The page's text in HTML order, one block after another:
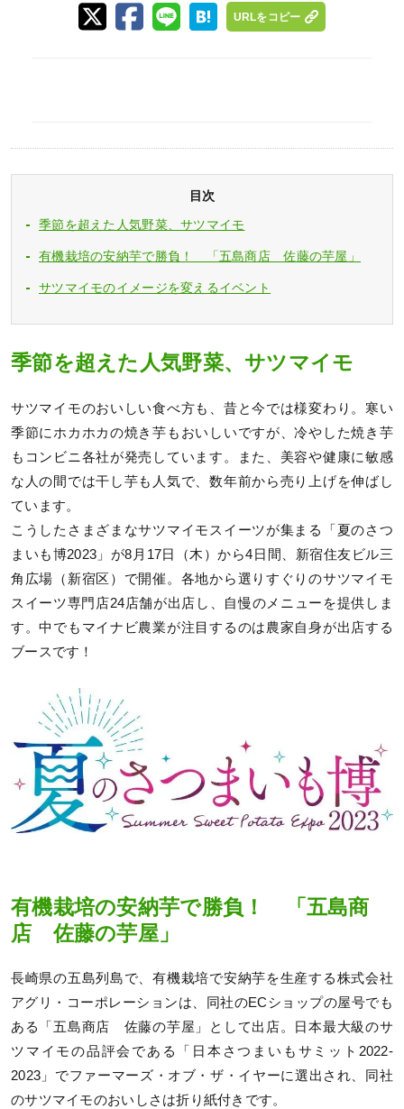
URLをコピー
目次
季節を超えた人気野菜、サツマイモ
有機栽培の安納芋で勝負！ 「五島商店 佐藤の芋屋」
サツマイモのイメージを変えるイベント
季節を超えた人気野菜、サツマイモ
サツマイモのおいしい食べ方も、昔と今では様変わり。寒い
季節にホカホカの焼き芋もおいしいですが、冷やした焼き芋
もコンビニ各社が発売しています。また、美容や健康に敏感
な人の間では干し芋も人気で、数年前から売り上げを伸ばし
ています。
こうしたさまざまなサツマイモスイーツが集まる「夏のさつ
まいも博2023」が8月17日（木）から4日間、新宿住友ビル三
角広場（新宿区）で開催。各地から選りすぐりのサツマイモ
スイーツ専門店24店舗が出店し、自慢のメニューを提供しま
す。中でもマイナビ農業が注目するのは農家自身が出店する
ブースです！
有機栽培の安納芋で勝負！ 「五島商
店 佐藤の芋屋」
長崎県の五島列島で、有機栽培で安納芋を生産する株式会社
アグリ・コーポレーションは、同社のECショップの屋号でも
ある「五島商店 佐藤の芋屋」として出店。日本最大級のサ
ツマイモの品評会である「日本さつまいもサミット2022‐
2023」でファーマーズ・オブ・ザ・イヤーに選出され、同社
のサツマイモのおいしさは折り紙付きです。